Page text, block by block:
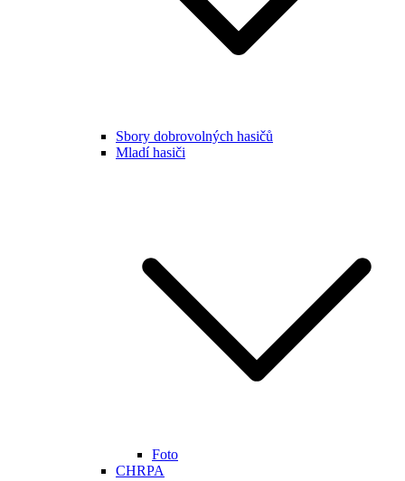
Sbory dobrovolných hasičů
Mladí hasiči
Foto
CHRPA